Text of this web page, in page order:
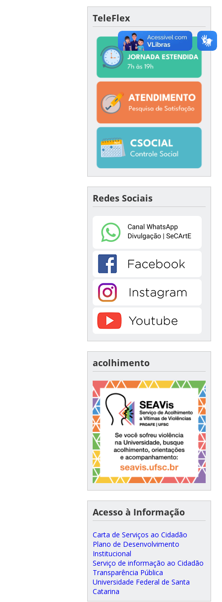
TeleFlex
Redes Sociais
acolhimento
Acesso à Informação
Carta de Serviços ao Cidadão
Plano de Desenvolvimento
Institucional
Serviço de informação ao Cidadão
Transparência Pública
Universidade Federal de Santa
Catarina